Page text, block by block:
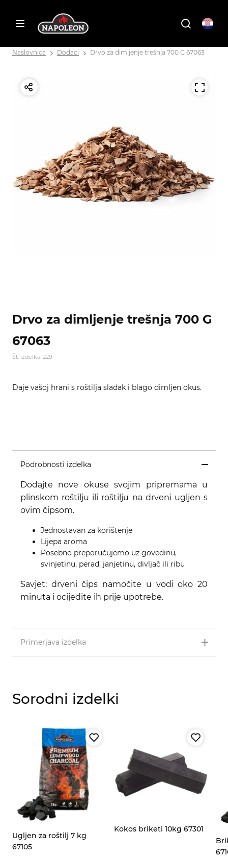
Naslovnica Dodaci Drvo za dimljenje trešnja 700 G 67063
Drvo za dimljenje trešnja 700 G
67063
Št. izdelka: 229
Daje vašoj hrani s roštilja sladak i blago dimljen okus.
Podrobnosti izdelka
Dodajte nove okuse svojim pripremama u
plinskom roštilju ili roštilju na drveni ugljen s
ovim čipsom.
Jednostavan za korištenje
Lijepa aroma
Posebno preporučujemo uz govedinu,
svinjetinu, perad, janjetinu, divljač ili ribu
Savjet: drveni čips namočite u vodi oko 20
minuta i ocijedite ih prije upotrebe.
Primerjava izdelka
Sorodni izdelki
Ugljen za roštilj 7 kg
67105
Kokos briketi 10kg 67301